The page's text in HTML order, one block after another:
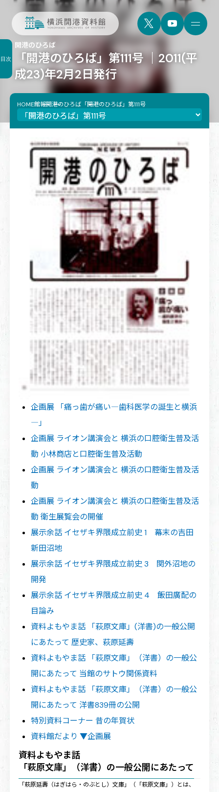
「開港のひろば」第111号 ｜2011(平
成23)年2月2日発行
開港のひろば
HOME館報開港のひろば 「開港のひろば」第111号
企画展 「痛っ歯が痛い―歯科医学の誕生と横浜
―」
企画展 ライオン講演会と 横浜の口腔衛生普及活
動 小林商店と口腔衛生普及活動
企画展 ライオン講演会と 横浜の口腔衛生普及活
動
企画展 ライオン講演会と 横浜の口腔衛生普及活
動 衛生展覧会の開催
展示余話 イセザキ界隈成立前史 1 幕末の吉田
新田沼地
展示余話 イセザキ界隈成立前史 3 関外沼地の
開発
展示余話 イセザキ界隈成立前史 4 飯田廣配の
目論み
資料よもやま話 「萩原文庫」(洋書)の一般公開
にあたって 歴史家、萩原延壽
資料よもやま話 「萩原文庫」（洋書）の一般公
開にあたって 当館のサトウ関係資料
資料よもやま話 「萩原文庫」（洋書）の一般公
開にあたって 洋書839冊の公開
特別資料コーナー 昔の年賀状
資料館だより ▼企画展
資料よもやま話
「萩原文庫」（洋書）の一般公開にあたって
「萩原延壽（はぎはら・のぶとし）文庫」（「萩原文庫」）とは、
目次